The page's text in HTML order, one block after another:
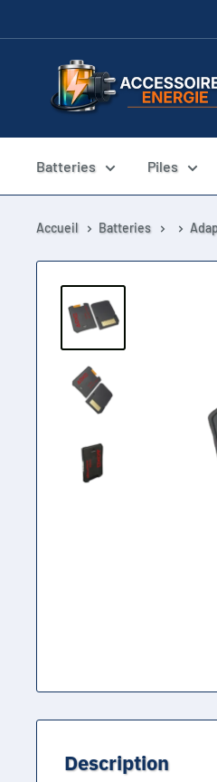
au
Accessoires
Energie
Batteries Piles
Accueil Batteries
Description